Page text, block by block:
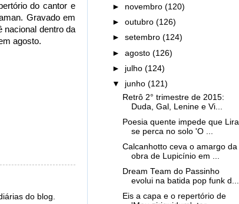
do cantor e
Gravado em
nacional dentro da
agosto.
do blog.
► novembro(120)
►outubro(126)
►setembro(124)
►agosto(126)
► julho(124)
▼ junho(121)
Retrô 2° trimestre de 2015:
Duda, Gal, Lenine e Vi...
Poesia quente impede que Lira
se perca no solo 'O ...
Calcanhotto ceva o amargo da
obra de Lupicínio em ...
Dream Team do Passinho
evolui na batida pop funk d...
Eis a capa e o repertório de